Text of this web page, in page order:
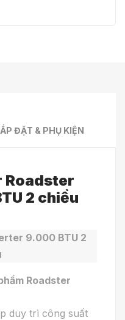
ĐẶT & PHỤ KIỆN
Roadster
2 chiều
Roadster
duy trì công suất